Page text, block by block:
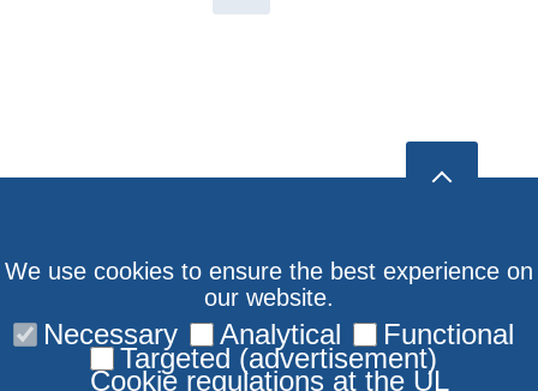
We use cookies to ensure the best experience on
our website.
Necessary Analytical Functional
Targeted (advertisement)
Cookie regulations at the UL